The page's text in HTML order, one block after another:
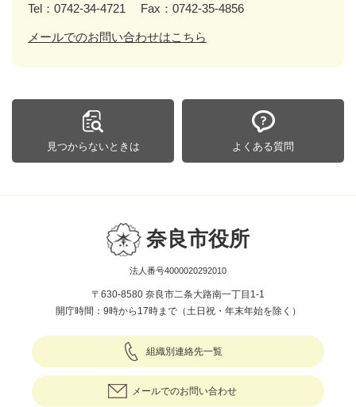
Tel：0742-34-4721
Fax：0742-35-4856
メールでのお問い合わせはこちら
見つからないときは よくある質問
奈良市役所
法人番号4000020292010
〒630-8580 奈良市二条大路南一丁目1-1
開庁時間：9時から17時まで（土日祝・年末年始を除く）
組織別連絡先一覧
メールでのお問い合わせ